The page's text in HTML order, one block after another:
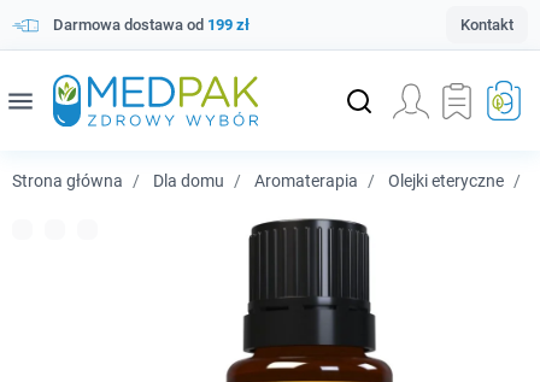
Darmowa dostawa od 199 zł Kontakt
menu
Strona główna Dla domu Aromaterapia Olejki eteryczne